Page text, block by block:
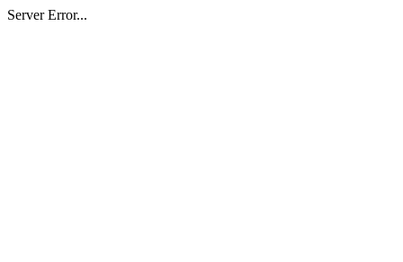
Server Error...